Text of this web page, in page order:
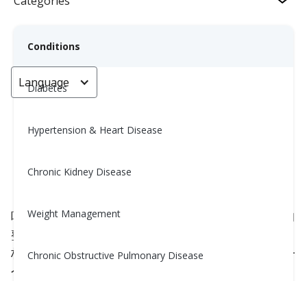
Conditions
Diabetes
Hypertension & Heart Disease
Chronic Kidney Disease
Weight Management
Chronic Obstructive Pulmonary Disease
Language
8 個幫助你保持水分的簡單小技巧
Yiwen Lu, MS, RD
喝水可能不如你最喜爱的活动那样刺激，但它对你的
整体健康至关重要。大多数成年人每天需要约 8–10
杯（64–80 盎司）水。如果保持水分充足感觉像是一
个挑战，以下是 8 个实用提示，帮助你喝足够的水，